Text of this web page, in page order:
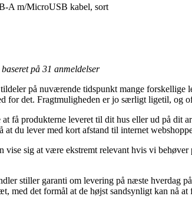
A m/MicroUSB kabel, sort
på 31 anmeldelser
på nuværende tidspunkt mange forskellige
for det. Fragtmuligheden er jo særligt ligetil, og
få produkterne leveret til dit hus eller ud på dit
du lever med kort afstand til internet
vise sig at være ekstremt relevant hvis vi
stiller garanti om levering på næste hverdag
med det formål at de højst sandsynligt kan nå